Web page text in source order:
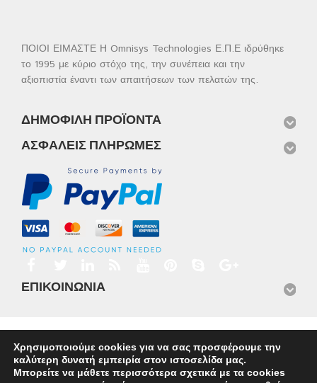
ΠΟΙΟΙ ΕΙΜΑΣΤΕ Η Omnisys Technologies Ε.Π.Ε ιδρύθηκε
το 1995 με κύριο στόχο της, την συνέπεια και την
αξιοπιστία έναντι των απαιτήσεων των πελατών της.
ΔΗΜΟΦΙΛΉ ΠΡΟΪΌΝΤΑ
ΑΣΦΑΛΕΊΣ ΠΛΗΡΩΜΈΣ
ΕΠΙΚΟΙΝΩΝΊΑ
Service
Εταιρικό Προφίλ
Επικοινωνία
© 2026Omnisys
Χρησιμοποιούμε cookies για να σας προσφέρουμε την
καλύτερη δυνατή εμπειρία στον ιστοσελίδα μας.
Μπορείτε να μάθετε περισσότερα σχετικά με τα cookies